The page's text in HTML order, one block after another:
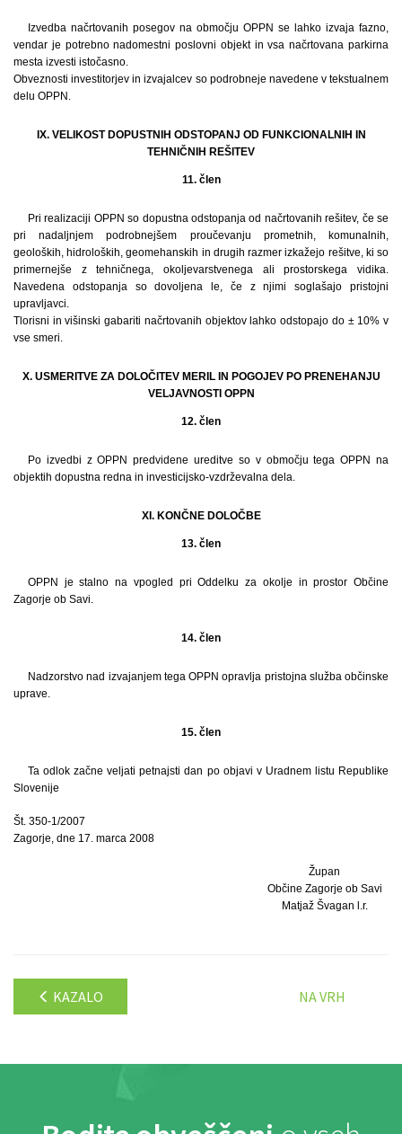
Izvedba načrtovanih posegov na območju OPPN se lahko izvaja fazno,
vendar je potrebno nadomestni poslovni objekt in vsa načrtovana parkirna
mesta izvesti istočasno.
Obveznosti investitorjev in izvajalcev so podrobneje navedene v tekstualnem
delu OPPN.
IX. VELIKOST DOPUSTNIH ODSTOPANJ OD FUNKCIONALNIH IN
TEHNIČNIH REŠITEV
11. člen
Pri realizaciji OPPN so dopustna odstopanja od načrtovanih rešitev, če se
pri nadaljnjem podrobnejšem proučevanju prometnih, komunalnih,
geoloških, hidroloških, geomehanskih in drugih razmer izkažejo rešitve, ki so
primernejše z tehničnega, okoljevarstvenega ali prostorskega vidika.
Navedena odstopanja so dovoljena le, če z njimi soglašajo pristojni
upravljavci.
Tlorisni in višinski gabariti načrtovanih objektov lahko odstopajo do ± 10% v
vse smeri.
X. USMERITVE ZA DOLOČITEV MERIL IN POGOJEV PO PRENEHANJU
VELJAVNOSTI OPPN
12. člen
Po izvedbi z OPPN predvidene ureditve so v območju tega OPPN na
objektih dopustna redna in investicijsko-vzdrževalna dela.
XI. KONČNE DOLOČBE
13. člen
OPPN je stalno na vpogled pri Oddelku za okolje in prostor Občine
Zagorje ob Savi.
14. člen
Nadzorstvo nad izvajanjem tega OPPN opravlja pristojna služba občinske
uprave.
15. člen
Ta odlok začne veljati petnajsti dan po objavi v Uradnem listu Republike
Slovenije
Št. 350-1/2007
Zagorje, dne 17. marca 2008
Župan
Občine Zagorje ob Savi
Matjaž Švagan l.r.
KAZALO NA VRH